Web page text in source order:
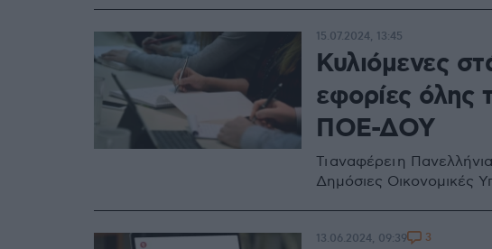
Κυλιόμενες
εφορίες όλης
ΠΟΕ-ΔΟΥ
Τι αναφέρει η
Δημόσιες Οικονομικές
15.07.2024, 13:45
13.06.2024, 09:39 3